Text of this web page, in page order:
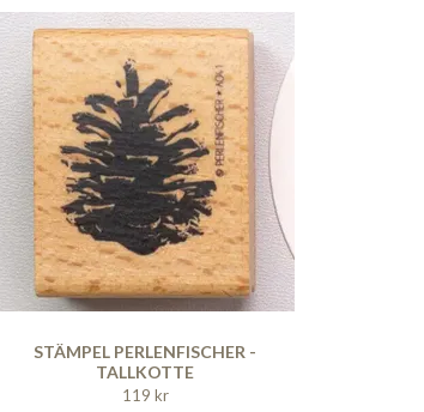
STÄMPEL PERLENFISCHER -
TALLKOTTE
119 kr